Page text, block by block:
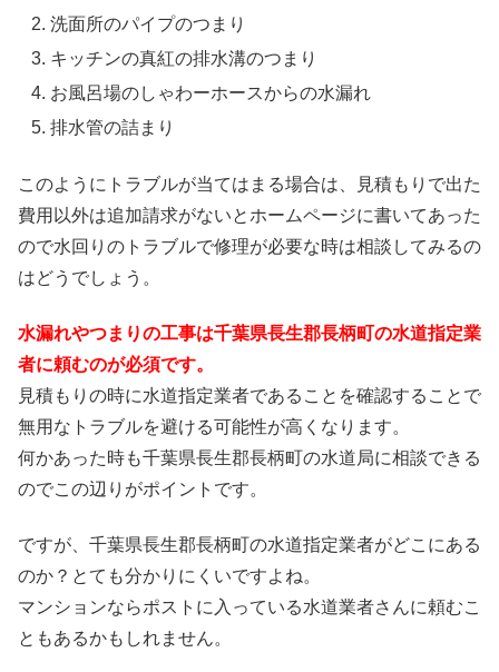
洗面所のパイプのつまり
キッチンの真紅の排水溝のつまり
お風呂場のしゃわーホースからの水漏れ
排水管の詰まり
このようにトラブルが当てはまる場合は、見積もりで出た
費用以外は追加請求がないとホームページに書いてあった
ので水回りのトラブルで修理が必要な時は相談してみるの
はどうでしょう。
水漏れやつまりの工事は千葉県長生郡長柄町の水道指定業
者に頼むのが必須です。
見積もりの時に水道指定業者であることを確認することで
無用なトラブルを避ける可能性が高くなります。
何かあった時も千葉県長生郡長柄町の水道局に相談できる
のでこの辺りがポイントです。
ですが、千葉県長生郡長柄町の水道指定業者がどこにある
のか？とても分かりにくいですよね。
マンションならポストに入っている水道業者さんに頼むこ
ともあるかもしれません。